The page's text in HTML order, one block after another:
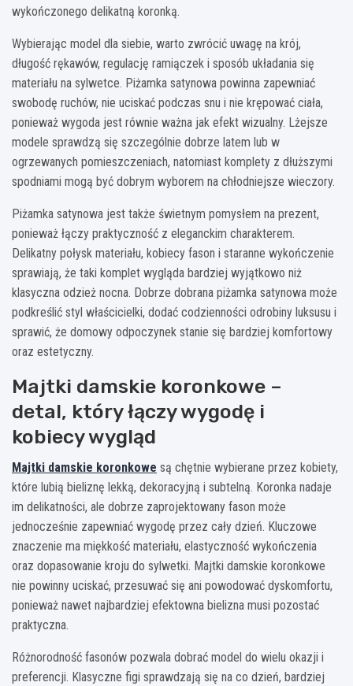
wykończonego delikatną koronką.
Wybierając model dla siebie, warto zwrócić uwagę na krój,
długość rękawów, regulację ramiączek i sposób układania się
materiału na sylwetce. Piżamka satynowa powinna zapewniać
swobodę ruchów, nie uciskać podczas snu i nie krępować ciała,
ponieważ wygoda jest równie ważna jak efekt wizualny. Lżejsze
modele sprawdzą się szczególnie dobrze latem lub w
ogrzewanych pomieszczeniach, natomiast komplety z dłuższymi
spodniami mogą być dobrym wyborem na chłodniejsze wieczory.
Piżamka satynowa jest także świetnym pomysłem na prezent,
ponieważ łączy praktyczność z eleganckim charakterem.
Delikatny połysk materiału, kobiecy fason i staranne wykończenie
sprawiają, że taki komplet wygląda bardziej wyjątkowo niż
klasyczna odzież nocna. Dobrze dobrana piżamka satynowa może
podkreślić styl właścicielki, dodać codzienności odrobiny luksusu i
sprawić, że domowy odpoczynek stanie się bardziej komfortowy
oraz estetyczny.
Majtki damskie koronkowe –
detal, który łączy wygodę i
kobiecy wygląd
Majtki damskie koronkowe są chętnie wybierane przez kobiety,
które lubią bieliznę lekką, dekoracyjną i subtelną. Koronka nadaje
im delikatności, ale dobrze zaprojektowany fason może
jednocześnie zapewniać wygodę przez cały dzień. Kluczowe
znaczenie ma miękkość materiału, elastyczność wykończenia
oraz dopasowanie kroju do sylwetki. Majtki damskie koronkowe
nie powinny uciskać, przesuwać się ani powodować dyskomfortu,
ponieważ nawet najbardziej efektowna bielizna musi pozostać
praktyczna.
Różnorodność fasonów pozwala dobrać model do wielu okazji i
preferencji. Klasyczne figi sprawdzają się na co dzień, bardziej